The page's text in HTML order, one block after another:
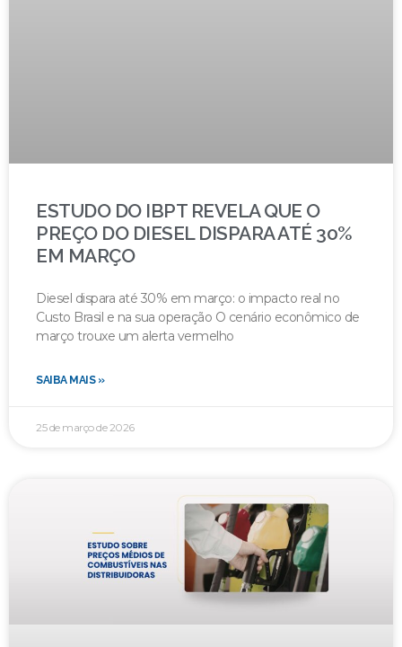
ESTUDO DO IBPT REVELA QUE O
PREÇO DO DIESEL DISPARA ATÉ 30%
EM MARÇO
Diesel dispara até 30% em março: o impacto real no
Custo Brasil e na sua operação O cenário econômico de
março trouxe um alerta vermelho
SAIBA MAIS »
25 de março de 2026